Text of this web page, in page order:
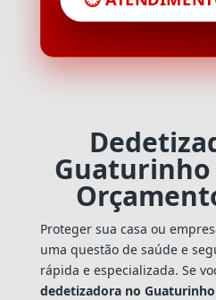
Guaturinho
Proteger sua casa ou
uma questão de saúde e
rápida e especializada. Se
dedetizadora no